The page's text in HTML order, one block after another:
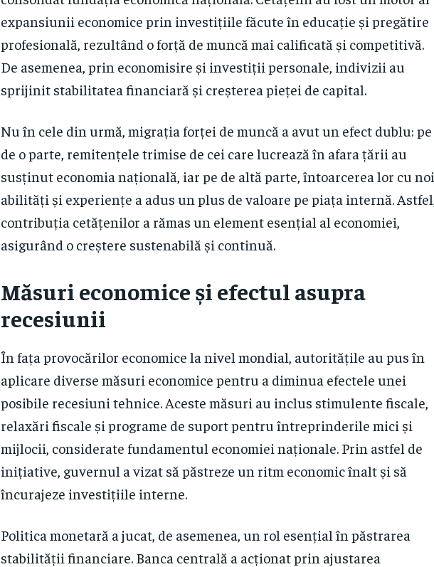
expansiunii economice prin investițiile făcute în educație și pregătire
profesională, rezultând o forță de muncă mai calificată și competitivă.
De asemenea, prin economisire și investiții personale, indivizii au
sprijinit stabilitatea financiară și creșterea pieței de capital.
Nu în cele din urmă, migrația forței de muncă a avut un efect dublu: pe
de o parte, remitențele trimise de cei care lucrează în afara țării au
susținut economia națională, iar pe de altă parte, întoarcerea lor cu noi
abilități și experiențe a adus un plus de valoare pe piața internă. Astfel,
contribuția cetățenilor a rămas un element esențial al economiei,
asigurând o creștere sustenabilă și continuă.
Măsuri economice și efectul asupra
recesiunii
În fața provocărilor economice la nivel mondial, autoritățile au pus în
aplicare diverse măsuri economice pentru a diminua efectele unei
posibile recesiuni tehnice. Aceste măsuri au inclus stimulente fiscale,
relaxări fiscale și programe de suport pentru întreprinderile mici și
mijlocii, considerate fundamentul economiei naționale. Prin astfel de
inițiative, guvernul a vizat să păstreze un ritm economic înalt și să
încurajeze investițiile interne.
Politica monetară a jucat, de asemenea, un rol esențial în păstrarea
stabilității financiare. Banca centrală a acționat prin ajustarea